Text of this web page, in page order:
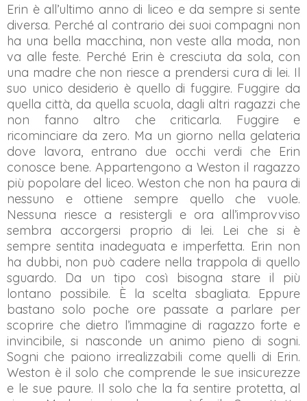
Erin è all’ultimo anno di liceo e da sempre si sente
diversa. Perché al contrario dei suoi compagni non
ha una bella macchina, non veste alla moda, non
va alle feste. Perché Erin è cresciuta da sola, con
una madre che non riesce a prendersi cura di lei. Il
suo unico desiderio è quello di fuggire. Fuggire da
quella città, da quella scuola, dagli altri ragazzi che
non fanno altro che criticarla. Fuggire e
ricominciare da zero. Ma un giorno nella gelateria
dove lavora, entrano due occhi verdi che Erin
conosce bene. Appartengono a Weston il ragazzo
più popolare del liceo. Weston che non ha paura di
nessuno e ottiene sempre quello che vuole.
Nessuna riesce a resistergli e ora all’improvviso
sembra accorgersi proprio di lei. Lei che si è
sempre sentita inadeguata e imperfetta. Erin non
ha dubbi, non può cadere nella trappola di quello
sguardo. Da un tipo così bisogna stare il più
lontano possibile. È la scelta sbagliata. Eppure
bastano solo poche ore passate a parlare per
scoprire che dietro l’immagine di ragazzo forte e
invincibile, si nasconde un animo pieno di sogni.
Sogni che paiono irrealizzabili come quelli di Erin.
Weston è il solo che comprende le sue insicurezze
e le sue paure. Il solo che la fa sentire protetta, al